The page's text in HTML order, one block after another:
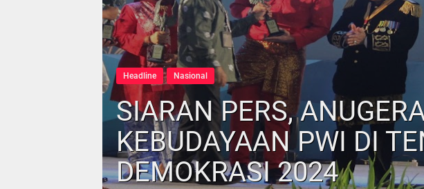
Headline Nasional
SIARAN PERS,
KEBUDAYAAN PWI DI
DEMOKRASI 2024